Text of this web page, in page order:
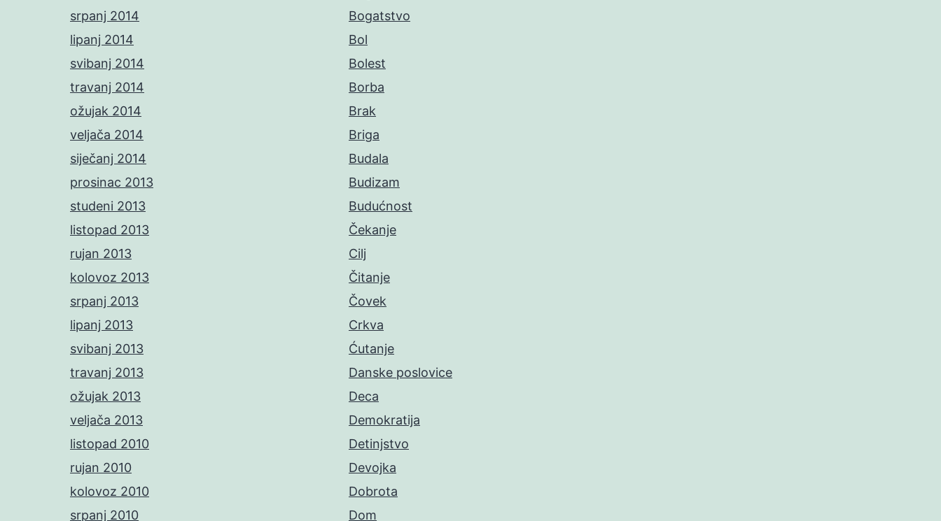
srpanj 2014
lipanj 2014
svibanj 2014
travanj 2014
ožujak 2014
veljača 2014
siječanj 2014
prosinac 2013
studeni 2013
listopad 2013
rujan 2013
kolovoz 2013
srpanj 2013
lipanj 2013
svibanj 2013
travanj 2013
ožujak 2013
veljača 2013
listopad 2010
rujan 2010
kolovoz 2010
srpanj 2010
Bogatstvo
Bol
Bolest
Borba
Brak
Briga
Budala
Budizam
Budućnost
Čekanje
Cilj
Čitanje
Čovek
Crkva
Ćutanje
Danske poslovice
Deca
Demokratija
Detinjstvo
Devojka
Dobrota
Dom